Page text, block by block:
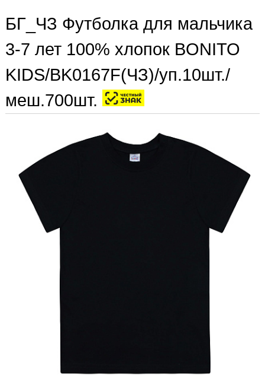
БГ_ЧЗ Футболка для мальчика
3-7 лет 100% хлопок BONITO
KIDS/BK0167F(ЧЗ)/уп.10шт./
меш.700шт.